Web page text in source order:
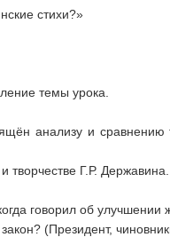
стихи?»
темы урока.
анализу и сравнению
Г.Р. Державина.
говорил об улучшении
(Президент,